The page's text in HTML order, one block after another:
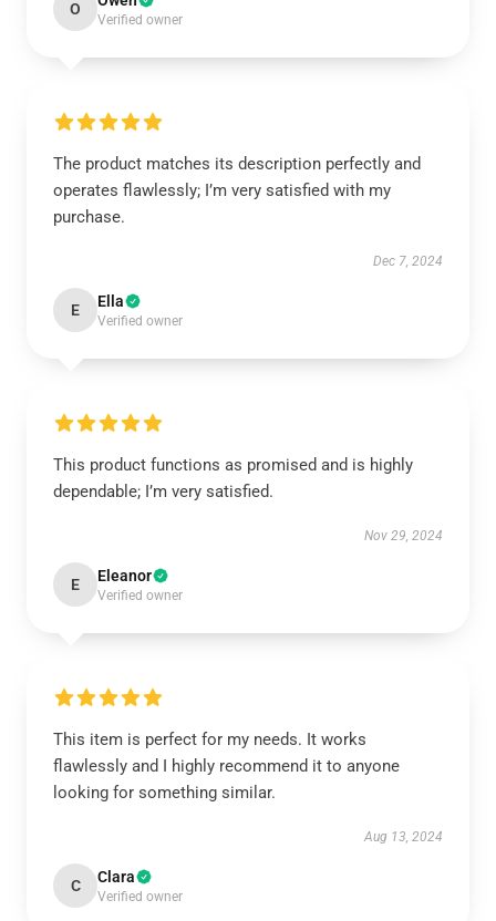
O
Verified owner
The product matches its description perfectly and
operates flawlessly; I’m very satisfied with my
purchase.
Dec 7, 2024
E Ella
Verified owner
This product functions as promised and is highly
dependable; I’m very satisfied.
Nov 29, 2024
E Eleanor
Verified owner
This item is perfect for my needs. It works
flawlessly and I highly recommend it to anyone
looking for something similar.
Aug 13, 2024
C Clara
Verified owner